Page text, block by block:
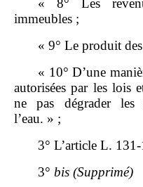
« 8° Les
immeubles ;
« 9° Le produit
« 10° D’une
autorisées par les lois
ne pas dégrader les
l’eau. » ;
3° L’article L.
3° bis (Supprimé)